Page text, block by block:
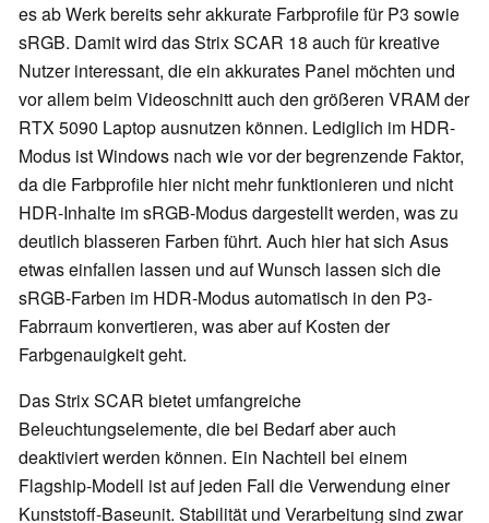
es ab Werk bereits sehr akkurate Farbprofile für P3 sowie
sRGB. Damit wird das Strix SCAR 18 auch für kreative
Nutzer interessant, die ein akkurates Panel möchten und
vor allem beim Videoschnitt auch den größeren VRAM der
RTX 5090 Laptop ausnutzen können. Lediglich im HDR-
Modus ist Windows nach wie vor der begrenzende Faktor,
da die Farbprofile hier nicht mehr funktionieren und nicht
HDR-Inhalte im sRGB-Modus dargestellt werden, was zu
deutlich blasseren Farben führt. Auch hier hat sich Asus
etwas einfallen lassen und auf Wunsch lassen sich die
sRGB-Farben im HDR-Modus automatisch in den P3-
Fabrraum konvertieren, was aber auf Kosten der
Farbgenauigkeit geht.
Das Strix SCAR bietet umfangreiche
Beleuchtungselemente, die bei Bedarf aber auch
deaktiviert werden können. Ein Nachteil bei einem
Flagship-Modell ist auf jeden Fall die Verwendung einer
Kunststoff-Baseunit. Stabilität und Verarbeitung sind zwar